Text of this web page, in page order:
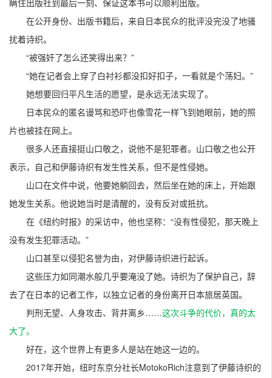
瞒住出版社到最后一刻、保证这本书可以顺利出版。
在公开身份、出版书籍后，来自日本民众的批评没完没了地骚
扰着诗织。
“被强奸了怎么还笑得出来？”
“她在记者会上穿了白衬衫都没扣好扣子，一看就是个荡妇。”
她想要回归平凡生活的愿望，是永远无法实现了。
日本民众的匿名谩骂和恐吓也像雪花一样飞到她眼前，她的照
片也被挂在网上。
很多人还直接挺山口敬之，说他不是犯罪者。山口敬之也公开
表示，自己和伊藤诗织有发生性关系，但不是性侵她。
山口在文件中说，他要她躺回去，然后坐在她的床上，开始跟
她发生关系。他说她当时是清醒的，没有反对或抵抗。
在《纽约时报》的采访中，他也坚称：“没有性侵犯，那天晚上
没有发生犯罪活动。”
山口甚至以侵犯名誉为由，对伊藤诗织进行起诉。
这些压力如同潮水般几乎要淹没了她。诗织为了保护自己，辞
去了在日本的记者工作，以独立记者的身份离开日本旅居英国。
判刑无望、人身攻击、背井离乡……这次斗争的代价，真的太
大了。
好在，这个世界上有更多人是站在她这一边的。
2017年开始，纽时东京分社长MotokoRich注意到了伊藤诗织的